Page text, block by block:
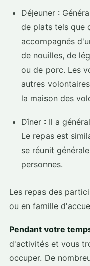
Déjeuner :
de plats tels que
accompagnés
de nouilles, de
ou de porc. Les
autres
la maison des
Dîner : Il a
Le repas est
se réunit
personnes.
Les repas des
ou en famille
Pendant votre
d'activités et vous
occuper. De